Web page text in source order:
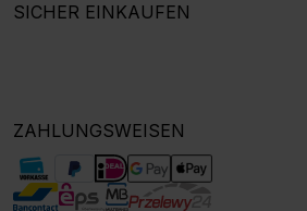
SICHER EINKAUFEN
ZAHLUNGSWEISEN